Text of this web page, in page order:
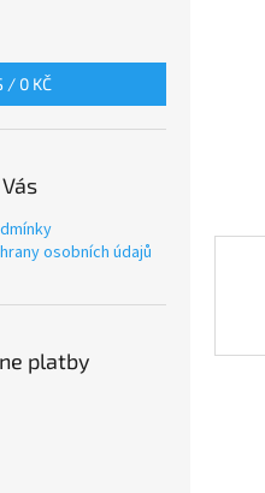
/ 0 KČ
osobních údajů
platby